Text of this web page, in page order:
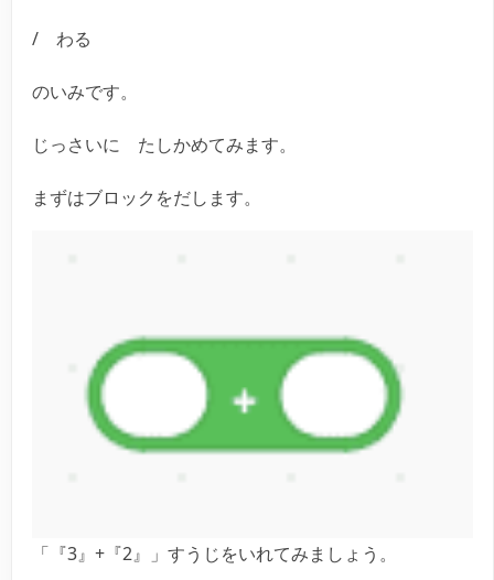
/ わる
のいみです。
じっさいに たしかめてみます。
まずはブロックをだします。
「『3』+『2』」すうじをいれてみましょう。